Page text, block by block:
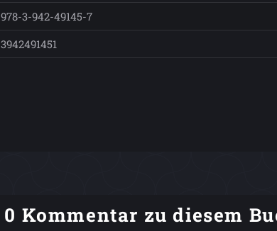
978-3-942-49145-7
3942491451
0 Kommentar zu diesem